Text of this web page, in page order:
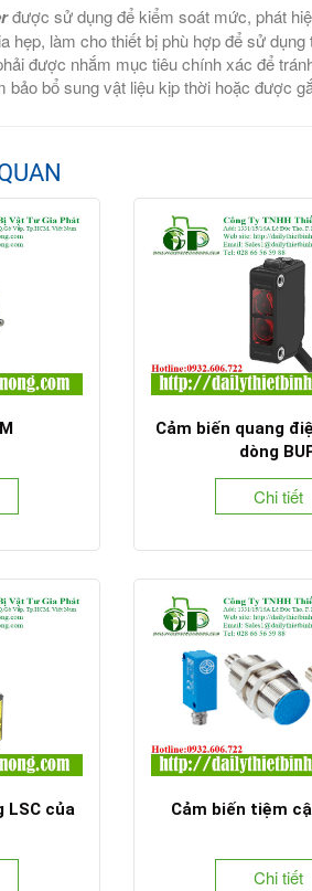
được sử dụng để kiểm soát mức, phát
hẹp, làm cho thiết bị phù hợp để sử
được nhắm mục tiêu chính xác để
bảo bổ sung vật liệu kịp thời hoặc được
Cảm biến quang
dòng
Chi tiết
LSC của
Cảm biến tiệm
Chi tiết